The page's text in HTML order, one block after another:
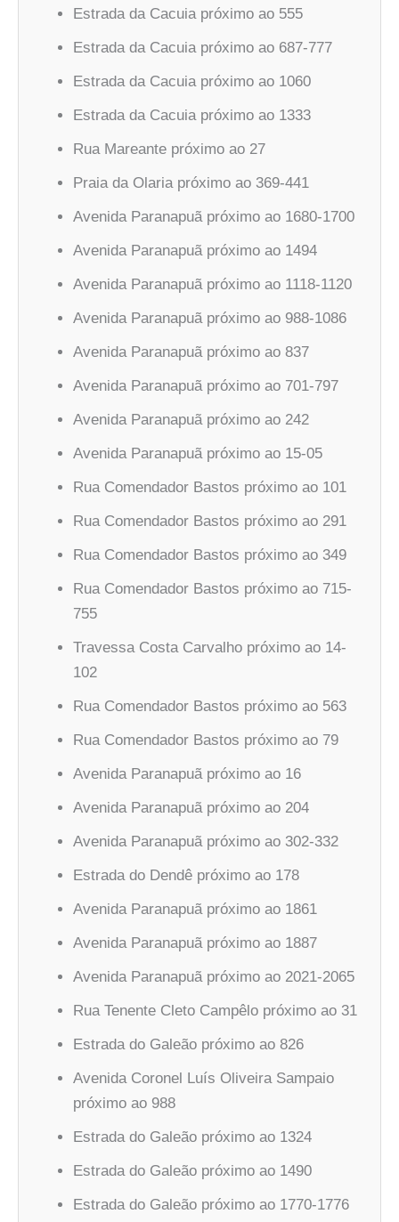
Estrada da Cacuia próximo ao 555
Estrada da Cacuia próximo ao 687-777
Estrada da Cacuia próximo ao 1060
Estrada da Cacuia próximo ao 1333
Rua Mareante próximo ao 27
Praia da Olaria próximo ao 369-441
Avenida Paranapuã próximo ao 1680-1700
Avenida Paranapuã próximo ao 1494
Avenida Paranapuã próximo ao 1118-1120
Avenida Paranapuã próximo ao 988-1086
Avenida Paranapuã próximo ao 837
Avenida Paranapuã próximo ao 701-797
Avenida Paranapuã próximo ao 242
Avenida Paranapuã próximo ao 15-05
Rua Comendador Bastos próximo ao 101
Rua Comendador Bastos próximo ao 291
Rua Comendador Bastos próximo ao 349
Rua Comendador Bastos próximo ao 715-
755
Travessa Costa Carvalho próximo ao 14-
102
Rua Comendador Bastos próximo ao 563
Rua Comendador Bastos próximo ao 79
Avenida Paranapuã próximo ao 16
Avenida Paranapuã próximo ao 204
Avenida Paranapuã próximo ao 302-332
Estrada do Dendê próximo ao 178
Avenida Paranapuã próximo ao 1861
Avenida Paranapuã próximo ao 1887
Avenida Paranapuã próximo ao 2021-2065
Rua Tenente Cleto Campêlo próximo ao 31
Estrada do Galeão próximo ao 826
Avenida Coronel Luís Oliveira Sampaio
próximo ao 988
Estrada do Galeão próximo ao 1324
Estrada do Galeão próximo ao 1490
Estrada do Galeão próximo ao 1770-1776